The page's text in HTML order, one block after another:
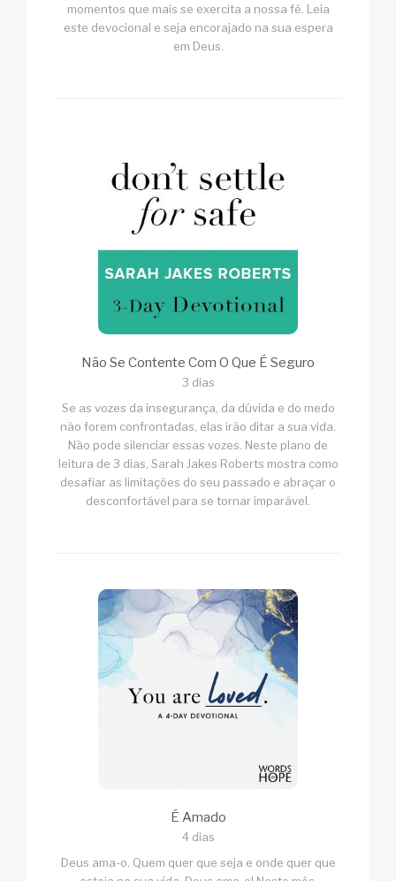
momentos que mais se exercita a nossa fé. Leia
este devocional e seja encorajado na sua espera
em Deus.
Não Se Contente Com O Que É Seguro
3 dias
Se as vozes da insegurança, da dúvida e do medo
não forem confrontadas, elas irão ditar a sua vida.
Não pode silenciar essas vozes. Neste plano de
leitura de 3 dias, Sarah Jakes Roberts mostra como
desafiar as limitações do seu passado e abraçar o
desconfortável para se tornar imparável.
É Amado
4 dias
Deus ama-o. Quem quer que seja e onde quer que